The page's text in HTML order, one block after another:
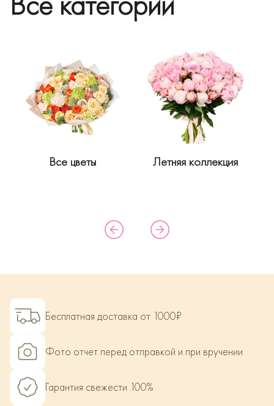
Все цветы Летняя коллекция
Бесплатная доставка от 1000₽
Фото отчет перед отправкой и при вручении
Гарантия свежести 100%